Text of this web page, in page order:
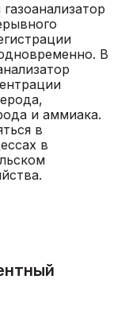
В
и аммиака.
в
в